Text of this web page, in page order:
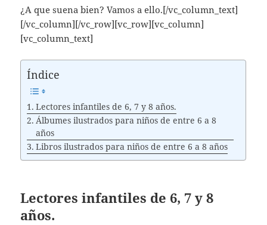
¿A que suena bien? Vamos a ello.[/vc_column_text]
[/vc_column][/vc_row][vc_row][vc_column]
[vc_column_text]
Índice
Lectores infantiles de 6, 7 y 8 años.
Álbumes ilustrados para niños de entre 6 a 8
años
Libros ilustrados para niños de entre 6 a 8 años
Lectores infantiles de 6, 7 y 8
años.